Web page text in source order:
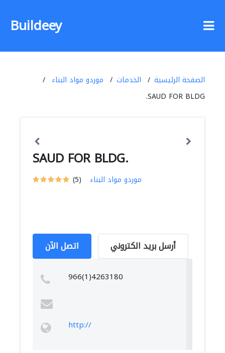
Buildeey
الصفحة الرئيسية الخدمات
موردو مواد البناء
SAUD FOR BLDG.
SAUD FOR BLDG.
(5) موردو مواد البناء
اتصل الآن أرسل بريد الكتروني
966(1)4263180
http://